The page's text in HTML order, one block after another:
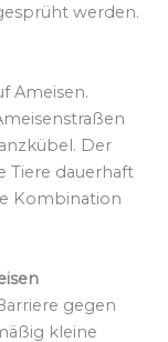
werden.
Ameisen.
Der
Tiere dauerhaft
Kombination
gegen
kleine